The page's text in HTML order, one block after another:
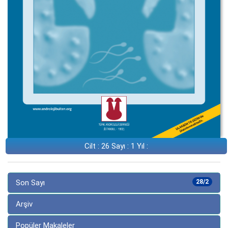
Cilt : 26 Sayı : 1 Yıl :
28/2
Son Sayı
Arşiv
Popüler Makaleler